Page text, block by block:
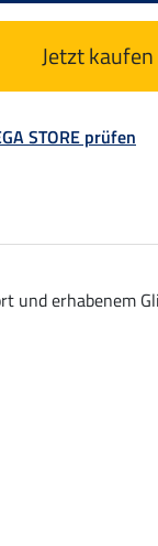
Jetzt kaufen
STORE prüfen
und erhabenem